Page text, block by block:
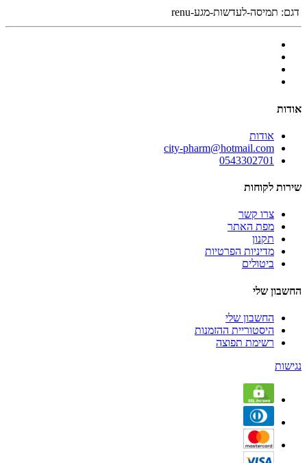
דגם: תמיסה-לעדשות-מגע-renu
אודות
אודות
city-pharm@hotmail.com
0543302701
שירות לקוחות
צרו קשר
מפת האתר
תקנון
מדיניות הפרטיות
ביטולים
החשבון שלי
החשבון שלי
היסטוריית ההזמנות
רשימת תפוצה
נגישות